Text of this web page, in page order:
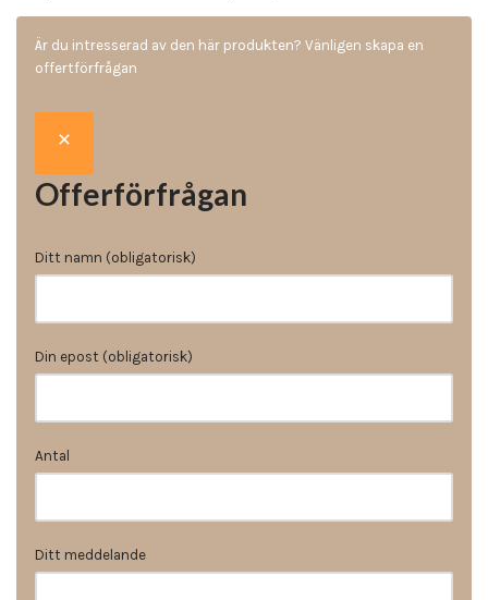
Är du intresserad av den här produkten? Vänligen skapa en
offertförfrågan
Offerförfrågan
Ditt namn (obligatorisk)
Din epost (obligatorisk)
Antal
Ditt meddelande